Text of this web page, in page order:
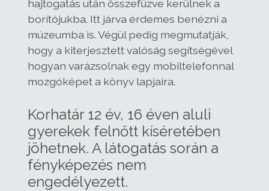
hajtogatás után összefűzve kerülnek a
borítójukba. Itt járva érdemes benézni a
múzeumba is. Végül pedig megmutatják,
hogy a kiterjesztett valóság segítségével
hogyan varázsolnak egy mobiltelefonnal
mozgóképet a könyv lapjaira.
Korhatár 12 év, 16 éven aluli
gyerekek felnőtt kíséretében
jöhetnek. A látogatás során a
fényképezés nem
engedélyezett.